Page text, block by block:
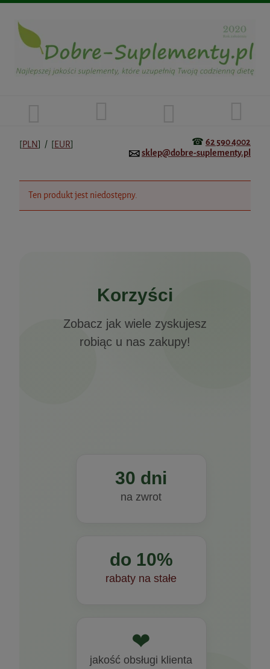
[PLN] / [EUR] ☎ 62 590 4002
sklep@dobre-suplementy.pl
Ten produkt jest niedostępny.
Korzyści
Zobacz jak wiele zyskujesz
robiąc u nas zakupy!
30 dni
na zwrot
do 10%
rabaty na stałe
❤
jakość obsługi klienta